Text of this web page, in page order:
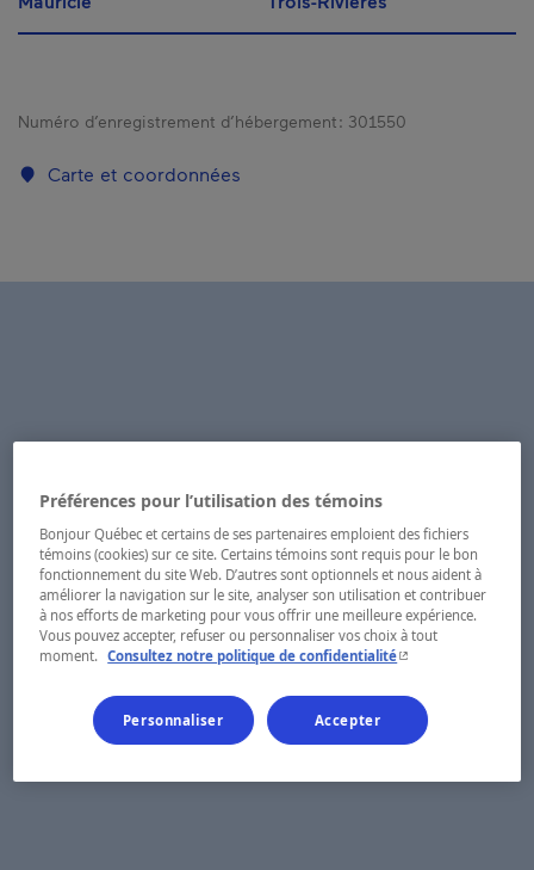
Numéro d’enregistrement d’hébergement : 301550
Carte et coordonnées
Préférences pour l’utilisation des témoins
Bonjour Québec et certains de ses partenaires emploient des fichiers
témoins (cookies) sur ce site. Certains témoins sont requis pour le bon
fonctionnement du site Web. D’autres sont optionnels et nous aident à
améliorer la navigation sur le site, analyser son utilisation et contribuer
à nos efforts de marketing pour vous offrir une meilleure expérience.
Vous pouvez accepter, refuser ou personnaliser vos choix à tout
moment. Consultez notre politique de confidentialité- Cet hyperlien
Personnaliser Accepter